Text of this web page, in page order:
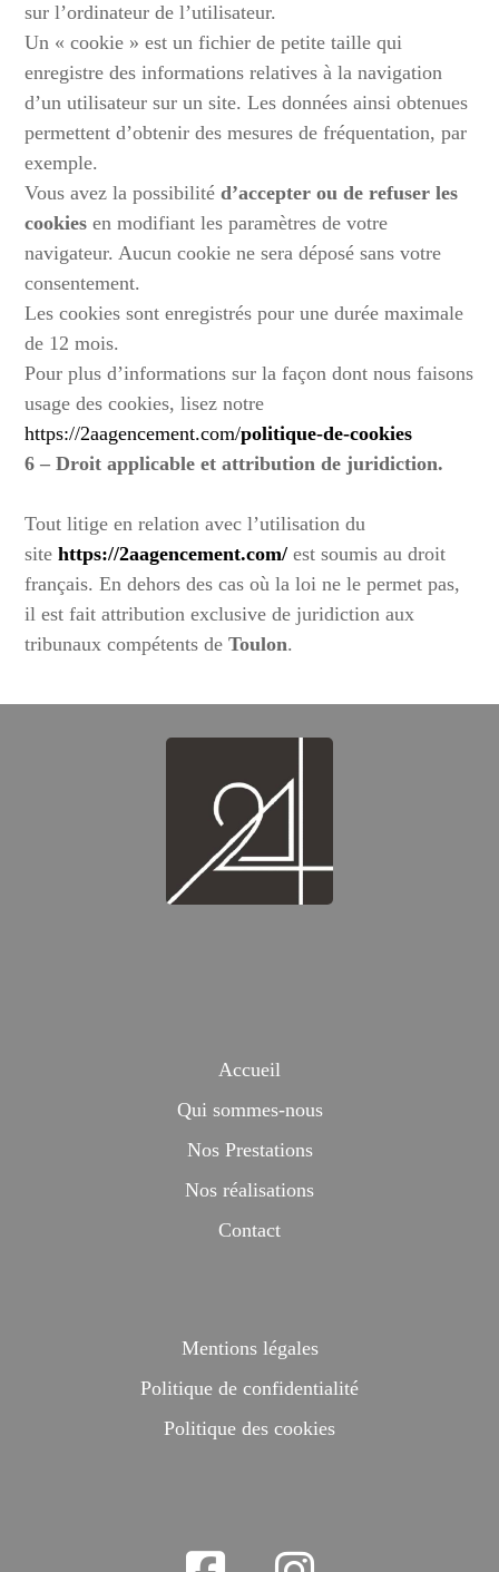
sur l’ordinateur de l’utilisateur.
Un « cookie » est un fichier de petite taille qui
enregistre des informations relatives à la navigation
d’un utilisateur sur un site. Les données ainsi obtenues
permettent d’obtenir des mesures de fréquentation, par
exemple.
Vous avez la possibilitéd’accepter ou de refuser les
cookies en modifiant les paramètres de votre
navigateur. Aucun cookie ne sera déposé sans votre
consentement.
Les cookies sont enregistrés pour une durée maximale
de 12 mois.
Pour plus d’informations sur la façon dont nous faisons
usage des cookies, lisez notre
https://2aagencement.com/politique-de-cookies
6 – Droit applicable et attribution de juridiction.
Tout litige en relation avec l’utilisation du
sitehttps://2aagencement.com/ est soumis au droit
français. En dehors des cas où la loi ne le permet pas,
il est fait attribution exclusive de juridiction aux
tribunaux compétents deToulon.
Accueil
Qui sommes-nous
Nos Prestations
Nos réalisations
Contact
Mentions légales
Politique de confidentialité
Politique des cookies